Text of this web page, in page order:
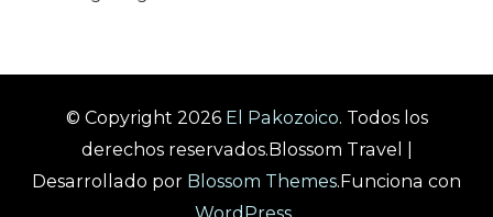
© Copyright 2026 El Pakozoico. Todos los
derechos reservados.Blossom Travel |
Desarrollado por Blossom Themes.Funciona con